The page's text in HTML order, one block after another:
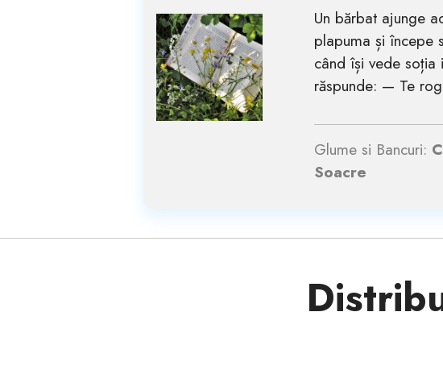
Un bărbat ajunge
plapuma și începe
când își vede
răspunde: — Te
Glume si Bancuri:
Soacre